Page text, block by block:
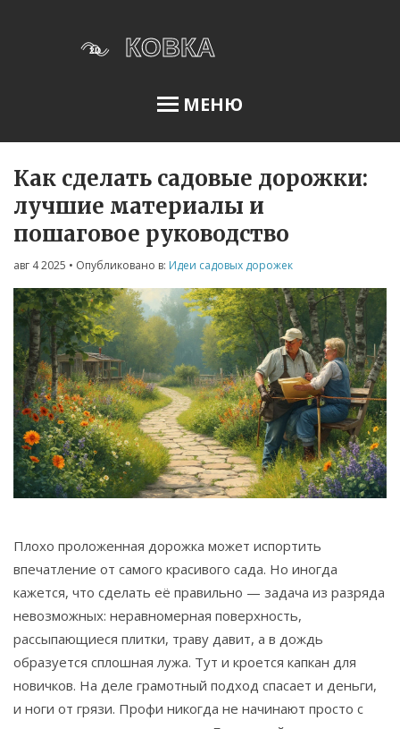
МЕНЮ
Освещение сада
Меню
О нас
Условия использования
Политика конфиденциальности
ФЗ-152
Связаться
© 2026. Все права защищены.
Как сделать садовые дорожки:
лучшие материалы и
пошаговое руководство
авг 4 2025 • Опубликовано в: Идеи садовых дорожек
Плохо проложенная дорожка может испортить
впечатление от самого красивого сада. Но иногда
кажется, что сделать её правильно — задача из разряда
невозможных: неравномерная поверхность,
рассыпающиеся плитки, траву давит, а в дождь
образуется сплошная лужа. Тут и кроется капкан для
новичков. На деле грамотный подход спасает и деньги,
и ноги от грязи. Профи никогда не начинают просто с